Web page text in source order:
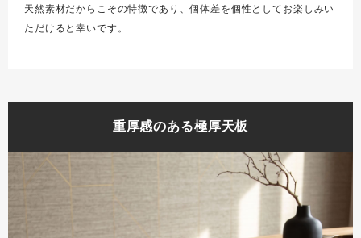
天然素材だからこその特徴であり、個体差を個性としてお楽しみい
ただけると幸いです。
重厚感のある極厚天板